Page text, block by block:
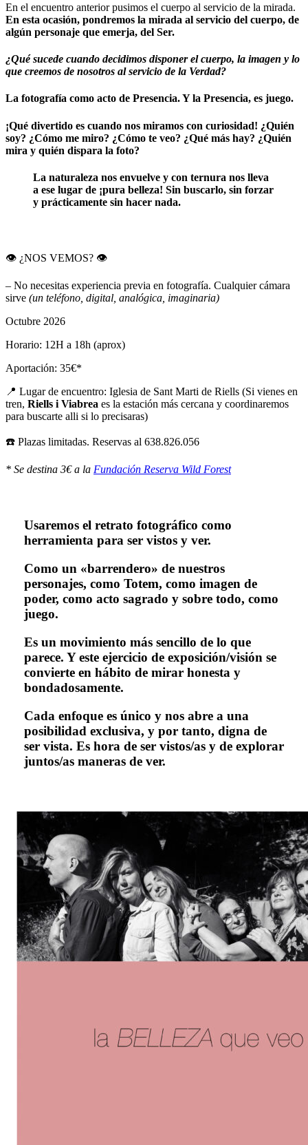
En el encuentro anterior pusimos el cuerpo al servicio de la mirada.
En esta ocasión, pondremos la mirada al servicio del cuerpo, de
algún personaje que emerja, del Ser.
¿Qué sucede cuando decidimos disponer el cuerpo, la imagen y lo
que creemos de nosotros al servicio de la Verdad?
La fotografía como acto de Presencia. Y la Presencia, es juego.
¡Qué divertido es cuando nos miramos con curiosidad! ¿Quién
soy? ¿Cómo me miro? ¿Cómo te veo? ¿Qué más hay? ¿Quién
mira y quién dispara la foto?
La naturaleza nos envuelve y con ternura nos lleva
a ese lugar de ¡pura belleza! Sin buscarlo, sin forzar
y prácticamente sin hacer nada.
👁️ ¿NOS VEMOS? 👁️
– No necesitas experiencia previa en fotografía. Cualquier cámara
sirve (un teléfono, digital, analógica, imaginaria)
Octubre 2026
Horario: 12H a 18h (aprox)
Aportación: 35€*
📍 Lugar de encuentro: Iglesia de Sant Marti de Riells (Si vienes en
tren, Riells i Viabrea es la estación más cercana y coordinaremos
para buscarte alli si lo precisaras)
☎️ Plazas limitadas. Reservas al 638.826.056
* Se destina 3€ a la Fundación Reserva Wild Forest
Usaremos el retrato fotográfico como
herramienta para ser vistos y ver.
Como un «barrendero» de nuestros
personajes, como Totem, como imagen de
poder, como acto sagrado y sobre todo, como
juego.
Es un movimiento más sencillo de lo que
parece. Y este ejercicio de exposición/visión se
convierte en hábito de mirar honesta y
bondadosamente.
Cada enfoque es único y nos abre a una
posibilidad exclusiva, y por tanto, digna de
ser vista. Es hora de ser vistos/as y de explorar
juntos/as maneras de ver.